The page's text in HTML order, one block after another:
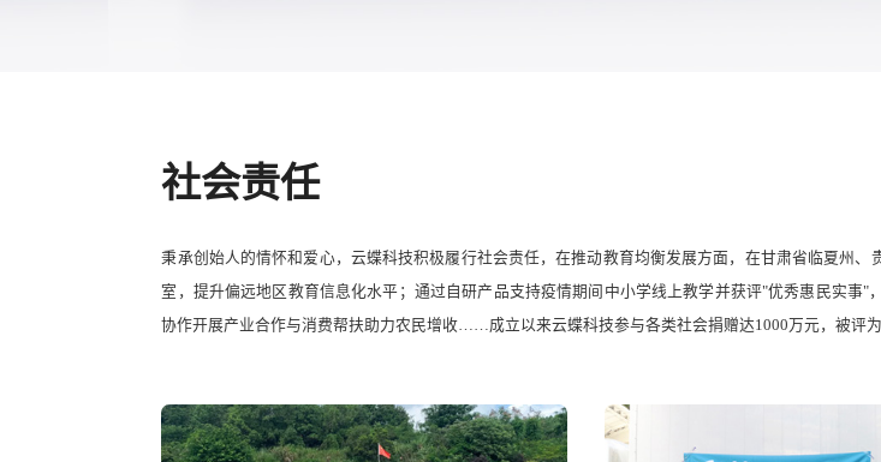
社会责任
秉承创始人的情怀和爱心，云蝶科技积极履行社会责任，在推动教育均衡发展方面，在甘肃省临夏州
室，提升偏远地区教育信息化水平；通过自研产品支持疫情期间中小学线上教学并获评"优秀惠民实事
协作开展产业合作与消费帮扶助力农民增收……成立以来云蝶科技参与各类社会捐赠达1000万元，被评